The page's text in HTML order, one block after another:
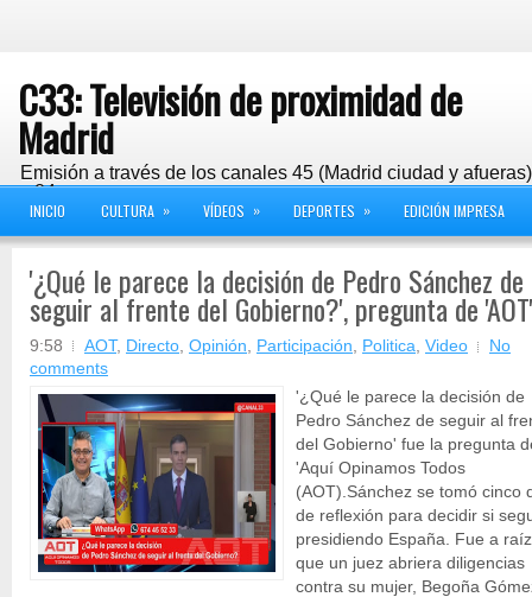
C33: Televisión de proximidad de
Madrid
Emisión a través de los canales 45 (Madrid ciudad y
y 24
INICIO CULTURA » VÍDEOS » DEPORTES » EDICIÓN IMPRESA
'¿Qué le parece la decisión de Pedro Sánchez de
seguir al frente del Gobierno?', pregunta de 'AOT'
9:58 AOT, Directo, Opinión, Participación, Politica, Video
No
comments
'¿Qué le parece la decisión de
Pedro Sánchez de seguir al
del Gobierno' fue la pregunta
'Aquí Opinamos Todos
(AOT).Sánchez se tomó cinco
de reflexión para decidir si
presidiendo España. Fue a
que un juez abriera diligencias
contra su mujer, Begoña